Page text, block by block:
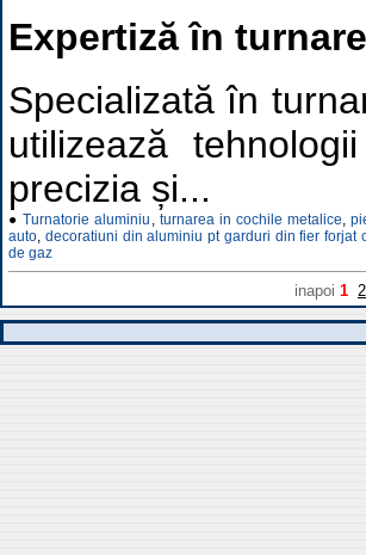
Expertiză în
Specializată în
utilizează
precizia și...
●Turnatorie aluminiu , turnarea in cochile metalice,
auto, decoratiuni din aluminiu pt garduri din fier forjat
de gaz
inapoi 1 2